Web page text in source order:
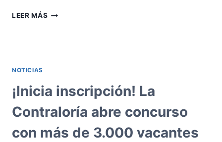
LEER MÁS NUEVA
COMERCIANTES
NOTICIAS
¡Inicia inscripción! La
Contraloría abre concurso
con más de 3.000 vacantes